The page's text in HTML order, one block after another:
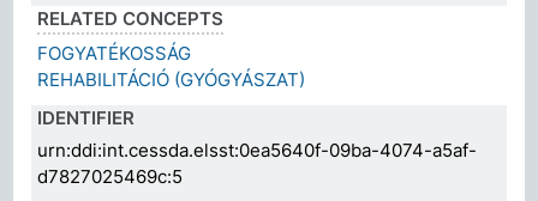
RELATED CONCEPTS
FOGYATÉKOSSÁG
REHABILITÁCIÓ (GYÓGYÁSZAT)
IDENTIFIER
urn:ddi:int.cessda.elsst:0ea5640f-09ba-4074-a5af-
d7827025469c:5